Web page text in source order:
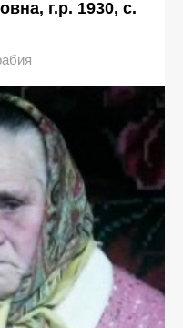
г.р. 1930, с.